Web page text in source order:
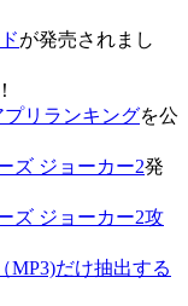
が発売されまし
プリランキングを公
ズ ジョーカー2発
ズ ジョーカー2攻
MP3)だけ抽出する